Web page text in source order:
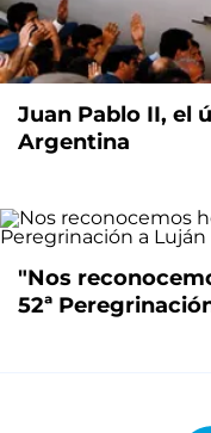
Juan Pablo II, el
Argentina
"Nos
52ª